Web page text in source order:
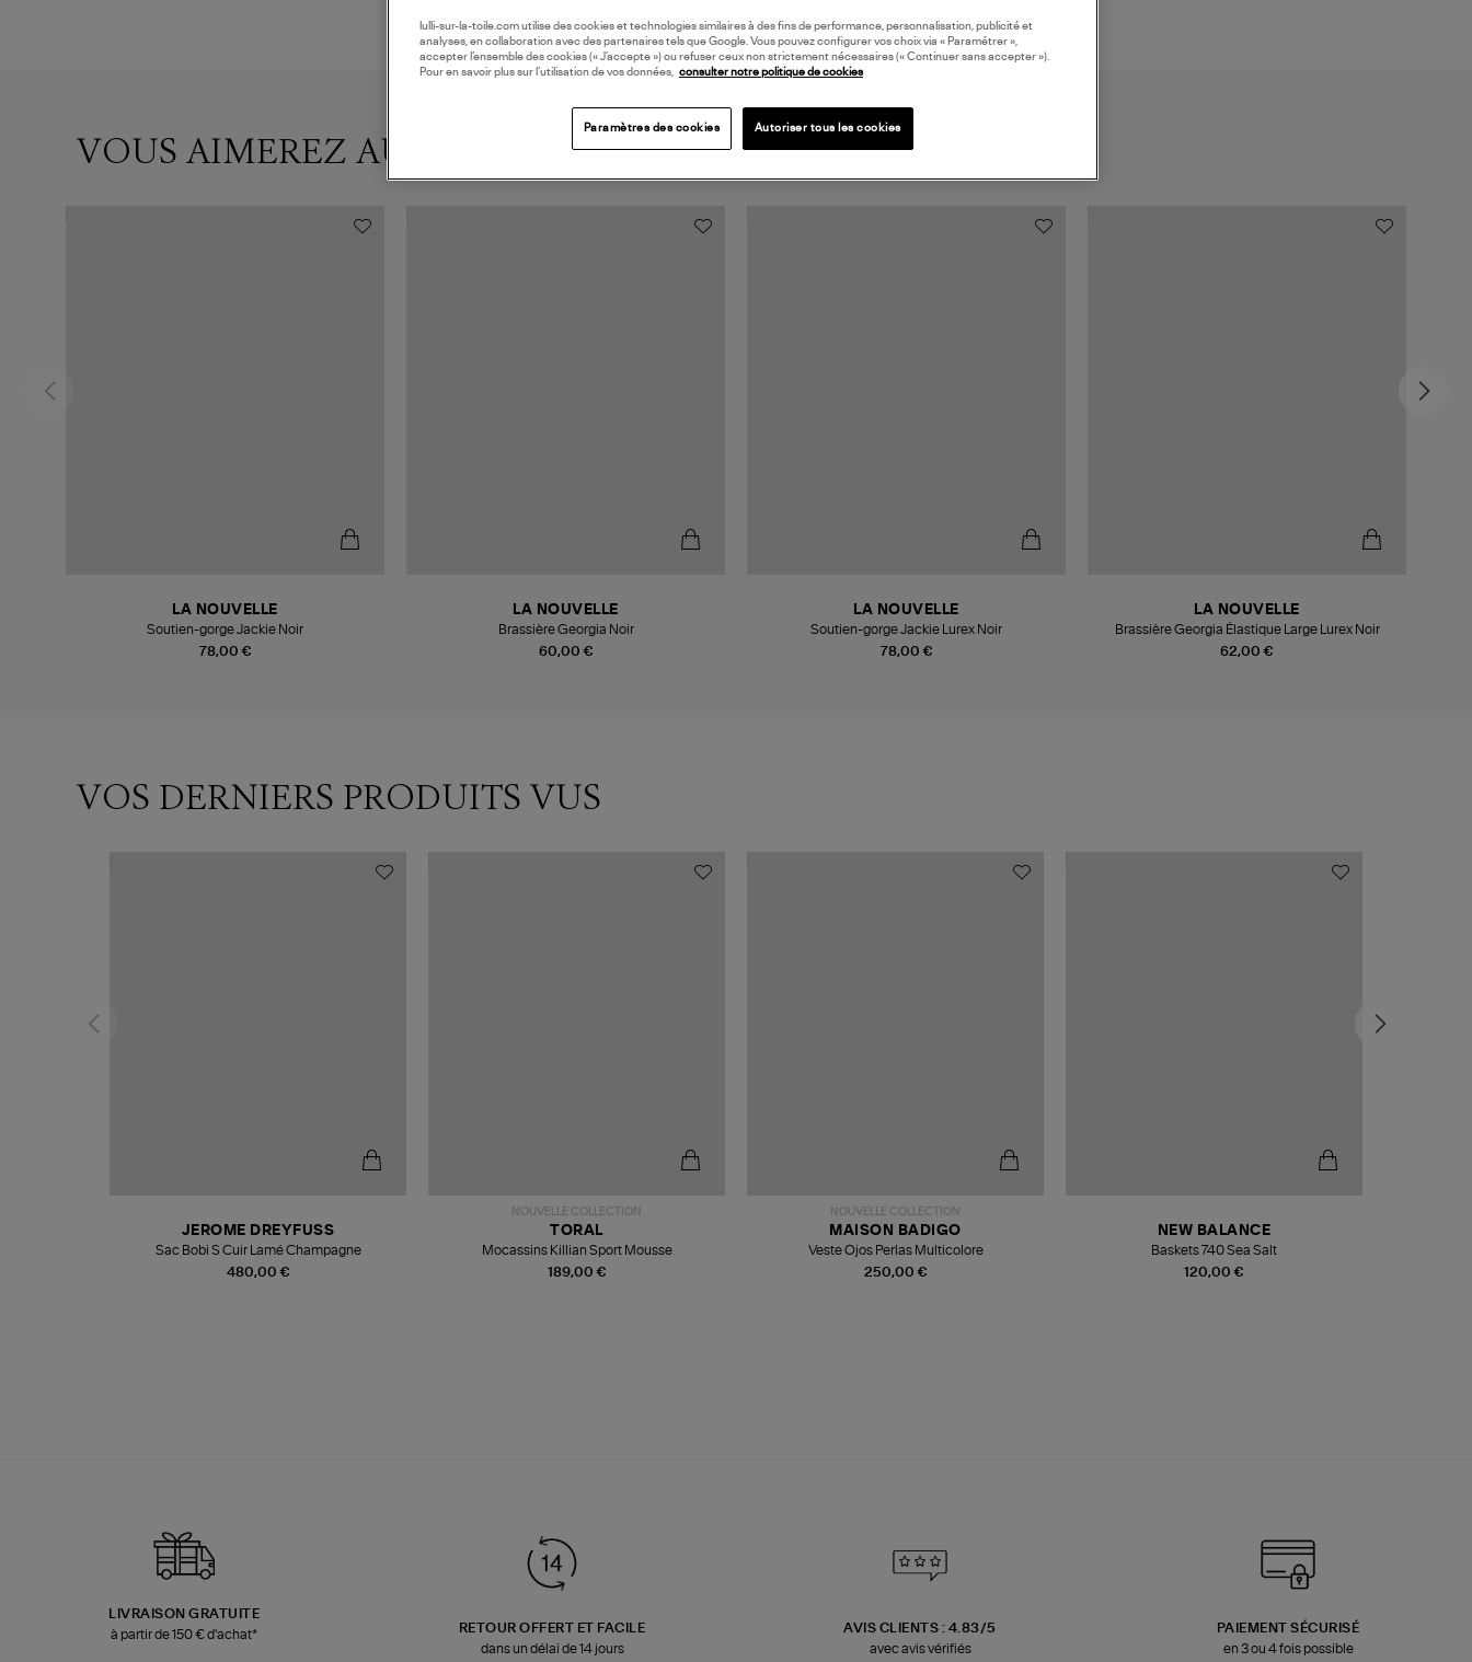
VOUS AIMEREZ AUSSI
78,00 €
LA NOUVELLE
Soutien-gorge Jackie Noir
60,00 €
LA NOUVELLE
Brassière Georgia Noir
78,00 €
LA NOUVELLE
Soutien-gorge Jackie Lurex Noir
62,00 €
LA NOUVELLE
Brassière Georgia Élastique Large Lurex Noir
VOS DERNIERS PRODUITS VUS
480,00 €
JEROME DREYFUSS
Sac Bobi S Cuir Lamé Champagne
NOUVELLE COLLECTION
189,00 €
TORAL
Mocassins Killian Sport Mousse
NOUVELLE COLLECTION
250,00 €
MAISON BADIGO
Veste Ojos Perlas Multicolore
120,00 €
NEW BALANCE
Baskets 740 Sea Salt
LIVRAISON GRATUITE
à partir de 150 € d'achat*
RETOUR OFFERT ET FACILE
dans un délai de 14 jours
AVIS CLIENTS : 4.83/5
avec avis vérifiés
PAIEMENT SÉCURISÉ
en 3 ou 4 fois possible
lulli-sur-la-toile.com utilise des cookies et technologies similaires à des fins de performance, personnalisation, publicité et
analyses, en collaboration avec des partenaires tels que Google. Vous pouvez configurer vos choix via « Paramétrer »,
accepter l’ensemble des cookies (« J’accepte ») ou refuser ceux non strictement nécessaires (« Continuer sans accepter »).
Pour en savoir plus sur l’utilisation de vos données,
consulter notre politique de cookies
Paramètres des cookies Autoriser tous les cookies